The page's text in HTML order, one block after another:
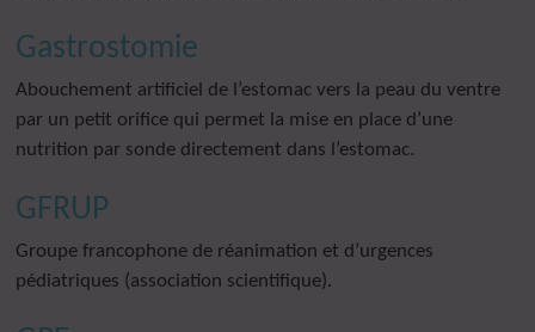
Gastrostomie
Abouchement artificiel de l’estomac vers la peau du ventre
par un petit orifice qui permet la mise en place d’une
nutrition par sonde directement dans l’estomac.
GFRUP
Groupe francophone de réanimation et d’urgences
pédiatriques (association scientifique).